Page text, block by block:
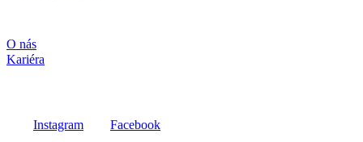
O nás
Kariéra
Instagram Facebook